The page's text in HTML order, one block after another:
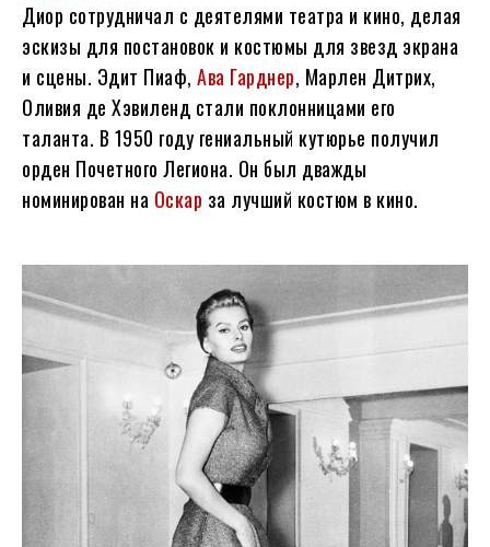
Диор сотрудничал с деятелями театра и кино, делая
эскизы для постановок и костюмы для звезд экрана
и сцены. Эдит Пиаф, Ава Гарднер, Марлен Дитрих,
Оливия де Хэвиленд стали поклонницами его
таланта. В 1950 году гениальный кутюрье получил
орден Почетного Легиона. Он был дважды
номинирован на Оскар за лучший костюм в кино.